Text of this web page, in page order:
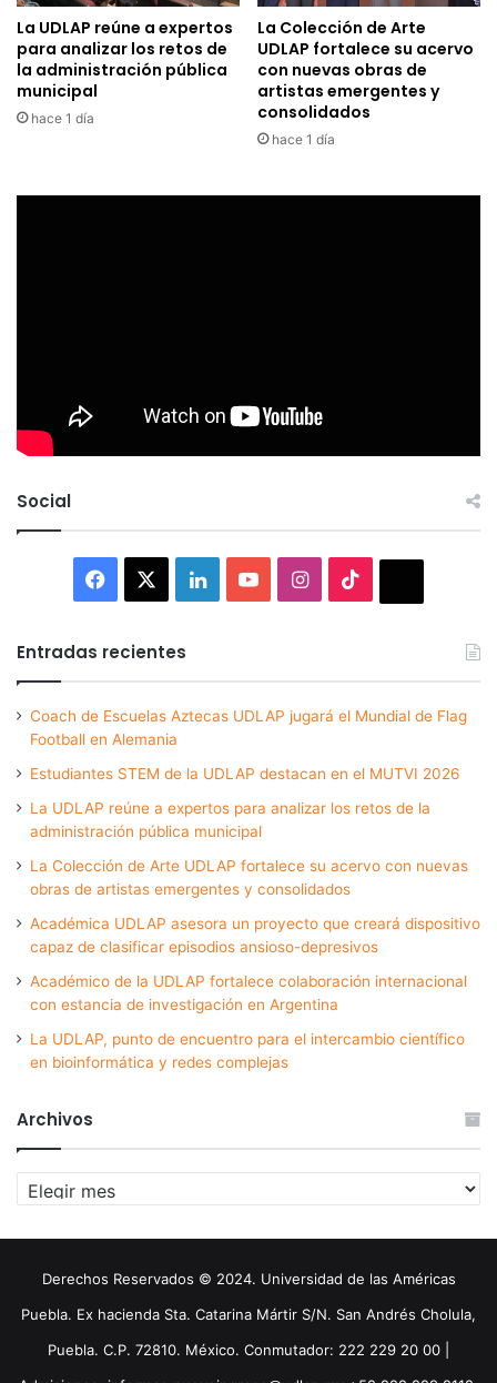
La UDLAP reúne a expertos
para analizar los retos de
la administración pública
municipal
hace 1 día
La Colección de Arte
UDLAP fortalece su acervo
con nuevas obras de
artistas emergentes y
consolidados
hace 1 día
Social
Facebook LinkedInYouTubeInstagram
Entradas recientes
Coach de Escuelas Aztecas UDLAP jugará el Mundial de Flag
Football en Alemania
Estudiantes STEM de la UDLAP destacan en el MUTVI 2026
La UDLAP reúne a expertos para analizar los retos de la
administración pública municipal
La Colección de Arte UDLAP fortalece su acervo con nuevas
obras de artistas emergentes y consolidados
Académica UDLAP asesora un proyecto que creará dispositivo
capaz de clasificar episodios ansioso-depresivos
Académico de la UDLAP fortalece colaboración internacional
con estancia de investigación en Argentina
La UDLAP, punto de encuentro para el intercambio científico
en bioinformática y redes complejas
Archivos
Archivos
Derechos Reservados © 2024. Universidad de las Américas
Puebla. Ex hacienda Sta. Catarina Mártir S/N. San Andrés Cholula,
Puebla. C.P. 72810. México. Conmutador: 222 229 20 00 |